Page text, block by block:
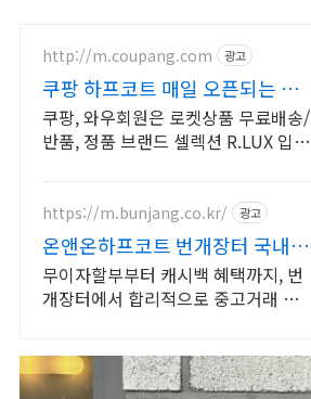
http://m.coupang.com 광고
쿠팡 하프코트 매일 오픈되는 와
우회원 특가
쿠팡, 와우회원은 로켓상품 무료배송/
반품, 정품 브랜드 셀렉션 R.LUX 입
https://m.bunjang.co.kr/ 광고
온앤온하프코트 번개장터 국내 최
대 브랜드 중고거래
무이자할부부터 캐시백 혜택까지, 번
개장터에서 합리적으로 중고거래 하
상품 업로드